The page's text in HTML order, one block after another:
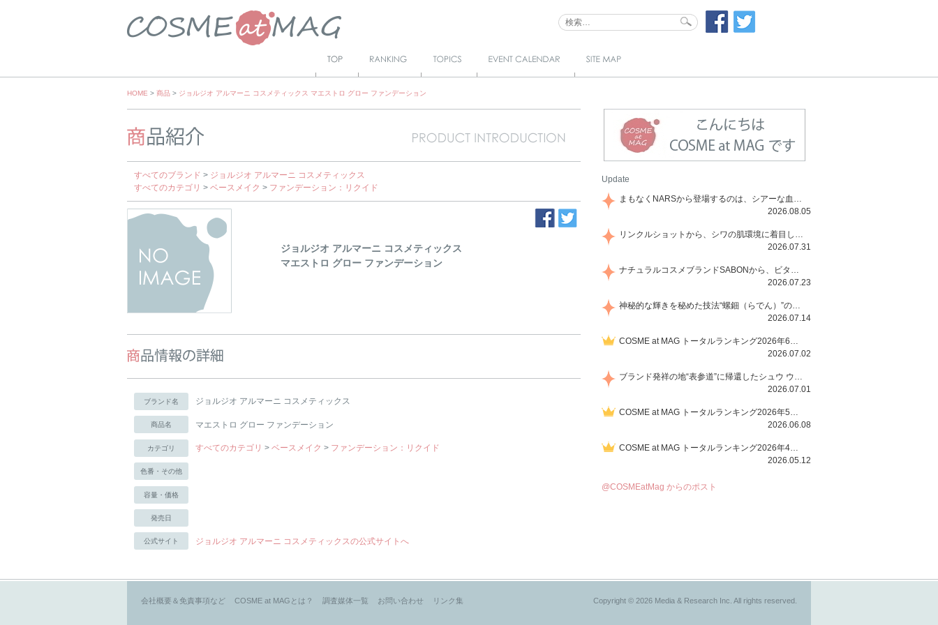
ップ
Skip
HOME > 商品 > ジョルジオ アルマーニ コスメティックス マエストロ グロー ファンデーション
すべてのブランド > ジョルジオ アルマーニ コスメティックス
すべてのカテゴリ > ベースメイク > ファンデーション：リクイド
ジョルジオ アルマーニ コスメティックス
マエストロ グロー ファンデーション
ブランド名 ジョルジオ アルマーニ コスメティックス
商品名 マエストロ グロー ファンデーション
カテゴリ すべてのカテゴリ > ベースメイク > ファンデーション：リクイド
色番・その他
容量・価格
発売日
公式サイト ジョルジオ アルマーニ コスメティックスの公式サイトへ
Update
まもなくNARSから登場するのは、シアーな血色感と高揚感が魅力の新作リキッドブラッシュ「インセイシャブル リキッドブラッシュ」と、ゴールデンアワーに染まる空にインスピレーションを得た「アフターグロー リップシャイン」の新色！夏をハックして！
2026.08.05
リンクルショットから、シワの肌環境に着目した初のローションとナイトクリームが登場！デイリーケアで、シワ特有の肌環境を改善し、シワが目立たない肌へと導きます。
2026.07.31
ナチュラルコスメブランドSABONから、ビタミンC配合のビタミンスムージーマスク「ラディアンスマスク」と、ペパーミントにオーガニックハーブを凝縮したジェルの涼感トリートメント美容液「スカルプセラム リフレッシング」が登場！日々のデイリーケアで、過酷な猛暑で疲れた肌や頭皮をサポート、心地よくリフレッシュし、優しく肌を整えます。
2026.07.23
神秘的な輝きを秘めた技法“螺鈿（らでん）”の多彩で多様な煌めきに着想を得たSUQQUの2026 秋 カラーコレクションから登場するのは、艶然と輝くアイシャドウや偏光パールを配したフェイスカラー、繊細なパールの煌めくネイル、そしてそれらを際立てる“朧げな艶”を秘めた新リクイドリップ「ブラー リクイド リップ」。強さを秘めたまろやかな洗練の表情に。
2026.07.14
COSME at MAG トータルランキング2026年6月号
2026.07.02
ブランド発祥の地“表参道”に帰還したシュウ ウエムラから、“骨格美“を叶えるクレヨンタイプのフェイスカラー「スカルプト クレヨン」と、ブランド初のリノベーションで進化した名品アイブロウ「ハード フォーミュラ ハード 10」が登場！
2026.07.01
COSME at MAG トータルランキング2026年5月号
2026.06.08
COSME at MAG トータルランキング2026年4月号
2026.05.12
@COSMEatMag からのポスト
会社概要＆免責事項など COSME at MAGとは？ 調査媒体一覧 お問い合わせ リンク集 Copyright © 2026 Media & Research Inc. All rights reserved.